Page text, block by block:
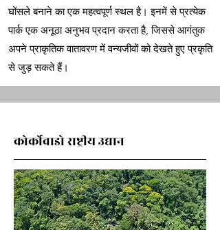
घोंसले बनाने का एक महत्वपूर्ण स्थल है। इनमें से प्रत्येक
पार्क एक अनूठा अनुभव प्रदान करता है, जिससे आगंतुक
अपने प्राकृतिक वातावरण में वन्यजीवों को देखते हुए प्रकृति
से जुड़ सकते हैं।
कोर्कोवाडो राष्ट्रीय उद्यान